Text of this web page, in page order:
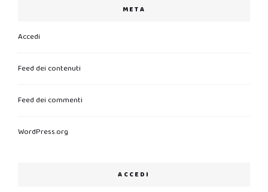
META
Accedi
Feed dei contenuti
Feed dei commenti
WordPress.org
ACCEDI